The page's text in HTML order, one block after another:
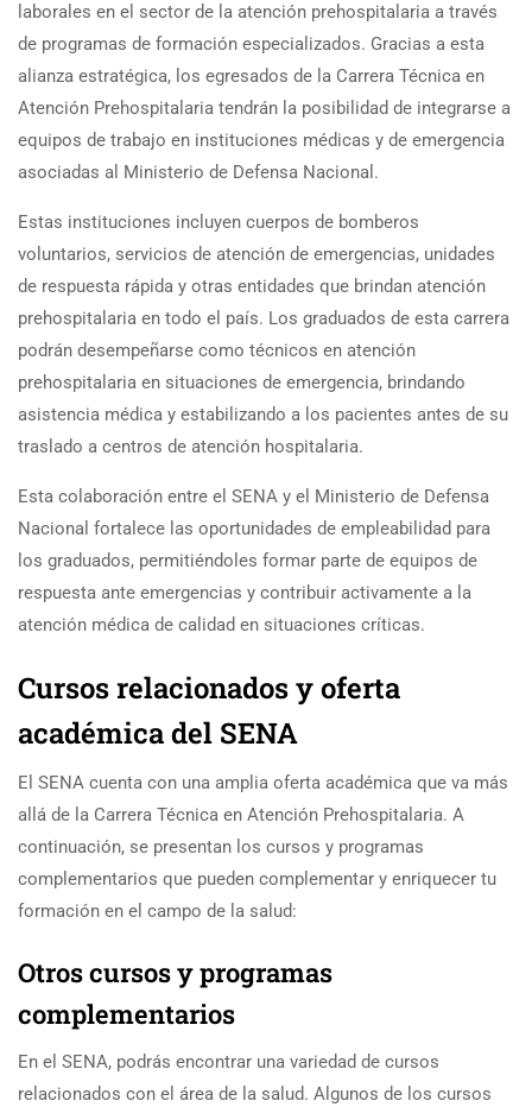
laborales en el sector de la atención prehospitalaria a través
de programas de formación especializados. Gracias a esta
alianza estratégica, los egresados de la Carrera Técnica en
Atención Prehospitalaria tendrán la posibilidad de integrarse a
equipos de trabajo en instituciones médicas y de emergencia
asociadas al Ministerio de Defensa Nacional.
Estas instituciones incluyen cuerpos de bomberos
voluntarios, servicios de atención de emergencias, unidades
de respuesta rápida y otras entidades que brindan atención
prehospitalaria en todo el país. Los graduados de esta carrera
podrán desempeñarse como técnicos en atención
prehospitalaria en situaciones de emergencia, brindando
asistencia médica y estabilizando a los pacientes antes de su
traslado a centros de atención hospitalaria.
Esta colaboración entre el SENA y el Ministerio de Defensa
Nacional fortalece las oportunidades de empleabilidad para
los graduados, permitiéndoles formar parte de equipos de
respuesta ante emergencias y contribuir activamente a la
atención médica de calidad en situaciones críticas.
Cursos relacionados y oferta
académica del SENA
El SENA cuenta con una amplia oferta académica que va más
allá de la Carrera Técnica en Atención Prehospitalaria. A
continuación, se presentan los cursos y programas
complementarios que pueden complementar y enriquecer tu
formación en el campo de la salud:
Otros cursos y programas
complementarios
En el SENA, podrás encontrar una variedad de cursos
relacionados con el área de la salud. Algunos de los cursos